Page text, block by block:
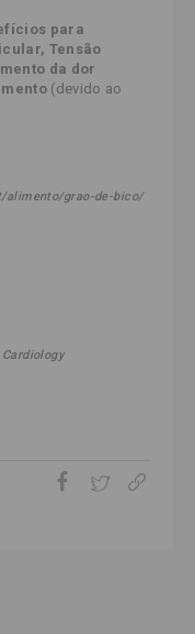
para
Tensão
da dor
(devido ao
alimento/grao-de-bico/